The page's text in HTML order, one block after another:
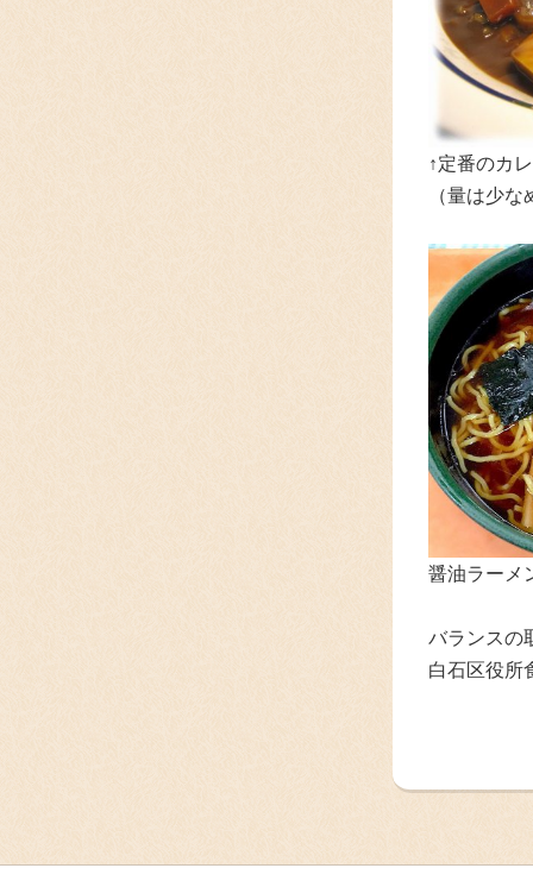
↑定番のカ
（量は少
醤油ラーメ
バランスの
白石区役所